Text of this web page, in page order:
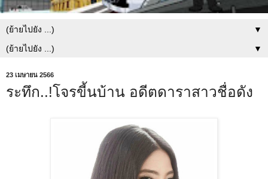
▼
▼
23 เมษายน 2566
ระทึก..!โจรขี้นบ้าน อดีตดาราสาวชื่อดัง